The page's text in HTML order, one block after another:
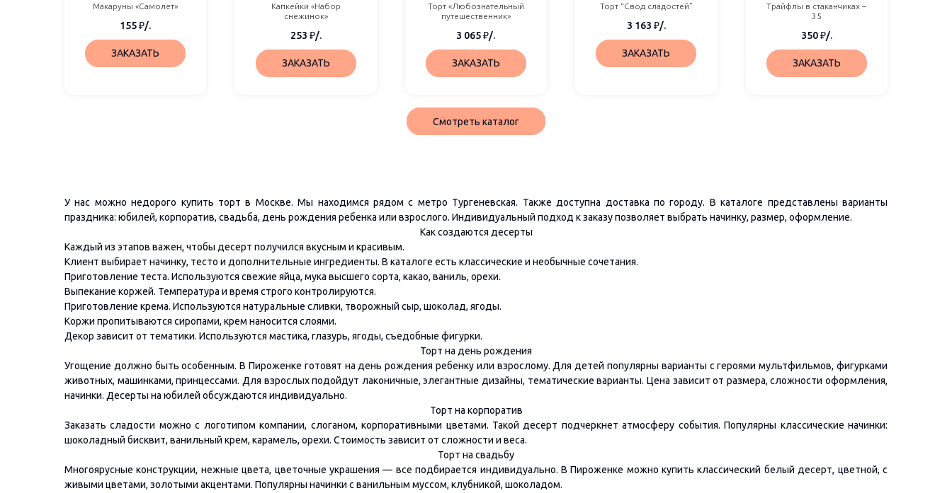
Макаруны «Самолет»
155₽/.
ЗАКАЗАТЬ
Капкейки «Набор
снежинок»
253 ₽/.
ЗАКАЗАТЬ
Торт «Любознательный
путешественник»
3 065₽/.
ЗАКАЗАТЬ
Торт “Свод сладостей”
3 163 ₽/.
ЗАКАЗАТЬ
Трайфлы в стаканчиках –
35
350₽/.
ЗАКАЗАТЬ
Смотреть каталог
У нас можно недорого купить торт в Москве. Мы находимся рядом с метро Тургеневская. Также доступна доставка по городу. В каталоге представлены варианты
праздника: юбилей, корпоратив, свадьба, день рождения ребенка или взрослого. Индивидуальный подход к заказу позволяет выбрать начинку, размер, оформление.
Как создаются десерты
Каждый из этапов важен, чтобы десерт получился вкусным и красивым.
Клиент выбирает начинку, тесто и дополнительные ингредиенты. В каталоге есть классические и необычные сочетания.
Приготовление теста. Используются свежие яйца, мука высшего сорта, какао, ваниль, орехи.
Выпекание коржей. Температура и время строго контролируются.
Приготовление крема. Используются натуральные сливки, творожный сыр, шоколад, ягоды.
Коржи пропитываются сиропами, крем наносится слоями.
Декор зависит от тематики. Используются мастика, глазурь, ягоды, съедобные фигурки.
Торт на день рождения
Угощение должно быть особенным. В Пироженке готовят на день рождения ребенку или взрослому. Для детей популярны варианты с героями мультфильмов, фигурками
животных, машинками, принцессами. Для взрослых подойдут лаконичные, элегантные дизайны, тематические варианты. Цена зависит от размера, сложности оформления,
начинки. Десерты на юбилей обсуждаются индивидуально.
Торт на корпоратив
Заказать сладости можно с логотипом компании, слоганом, корпоративными цветами. Такой десерт подчеркнет атмосферу события. Популярны классические начинки:
шоколадный бисквит, ванильный крем, карамель, орехи. Стоимость зависит от сложности и веса.
Торт на свадьбу
Многоярусные конструкции, нежные цвета, цветочные украшения — все подбирается индивидуально. В Пироженке можно купить классический белый десерт, цветной, с
живыми цветами, золотыми акцентами. Популярны начинки с ванильным муссом, клубникой, шоколадом.